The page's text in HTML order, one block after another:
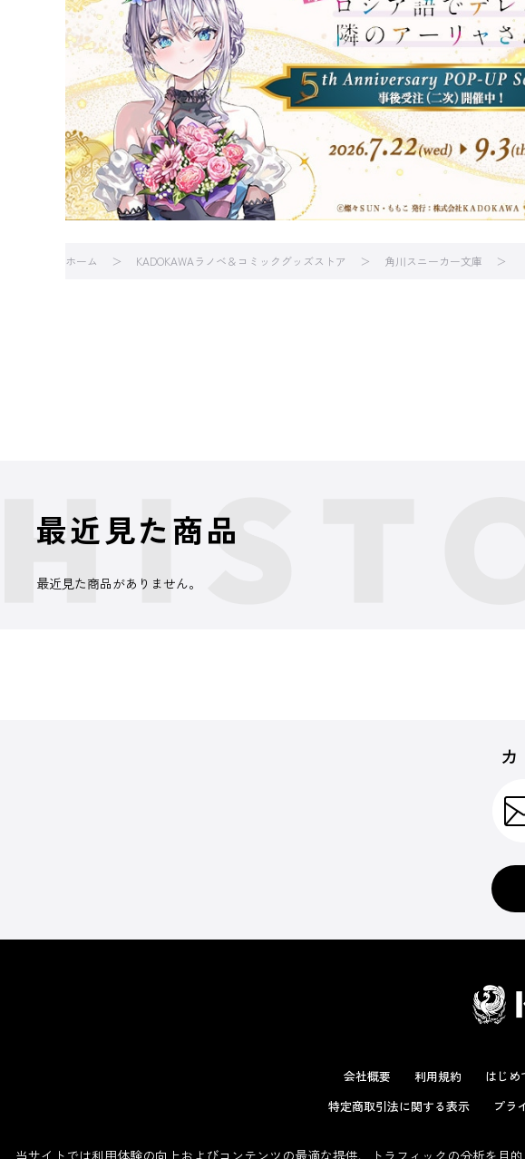
ホーム KADOKAWAラノベ＆コミックグッズストア 角川スニーカー文庫
最近見た商品
最近見た商品がありません。
会社概要 利用規約 はじめ
特定商取引法に関する表示
プラ